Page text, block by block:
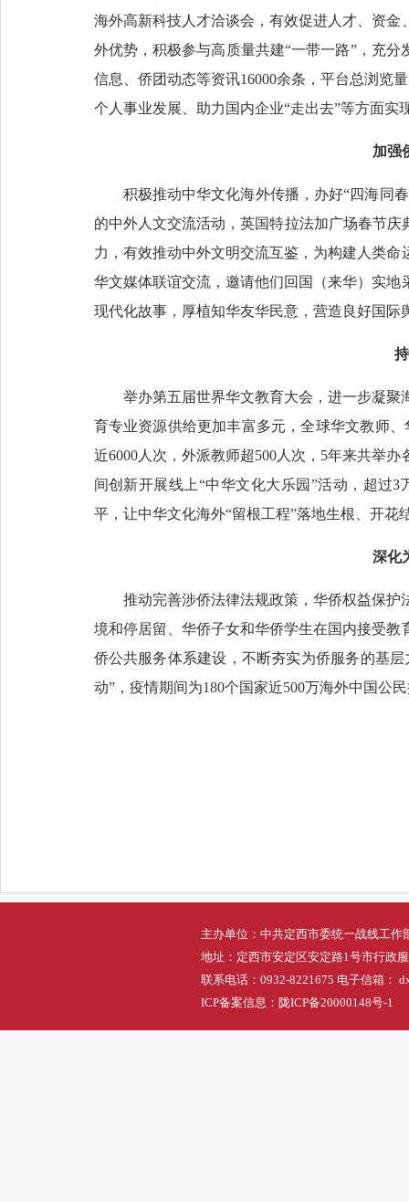
海外高新科技人才洽谈会，有效促进人才、资
外优势，积极参与高质量共建“一带一路”，充
信息、侨团动态等资讯16000余条，平台总浏览
个人事业发展、助力国内企业“走出去”等方面实
加强
积极推动中华文化海外传播，办好“四海同
的中外人文交流活动，英国特拉法加广场春节
力，有效推动中外文明交流互鉴，为构建人类
华文媒体联谊交流，邀请他们回国（来华）实
现代化故事，厚植知华友华民意，营造良好国际
举办第五届世界华文教育大会，进一步凝
育专业资源供给更加丰富多元，全球华文教师
近6000人次，外派教师超500人次，5年来共举
间创新开展线上“中华文化大乐园”活动，超过
平，让中华文化海外“留根工程”落地生根、开花
深化
推动完善涉侨法律法规政策，华侨权益保
境和停居留、华侨子女和华侨学生在国内接受
侨公共服务体系建设，不断夯实为侨服务的基
动”，疫情期间为180个国家近500万海外中国公
主办单位：中共定西市委统一战线工作
地址：定西市安定区安定路1号市行政
联系电话：0932-8221675 电子信箱：
ICP备案信息： 陇ICP备20000148号-1